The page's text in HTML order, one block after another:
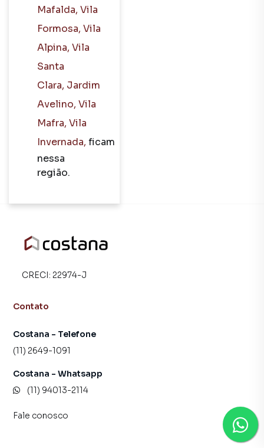
bairro
Vila
Ema em
São
Paulo
SP
Apartamento
no
bairro
Paulo
Apartamento
Paulo
SP
Imóveis
em São
Mafalda, Vila
Formosa, Vila
Alpina, Vila
Santa
Clara, Jardim
Avelino, Vila
Mafra, Vila
Invernada, ficam
nessa
região.
CRECI: 22974-J
Contato
Costana - Telefone
(11) 2649-1091
Costana - Whatsapp
(11) 94013-2114
Fale conosco